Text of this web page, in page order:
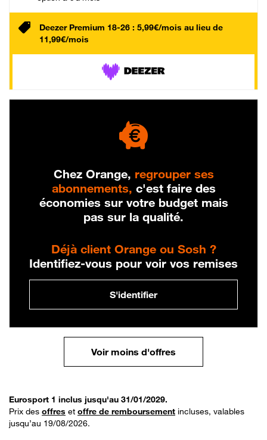
Deezer Premium 18-26 : 5,99€/mois au lieu de
11,99€/mois
Chez Orange, regrouper ses
abonnements, c'est faire des
économies sur votre budget mais
pas sur la qualité.
Déjà client Orange ou Sosh ?
Identifiez-vous pour voir vos remises
S'identifier
Voir moins d'offres
Eurosport 1 inclus jusqu'au 31/01/2029.
Prix des offres et offre de remboursement incluses, valables
jusqu’au 19/08/2026.